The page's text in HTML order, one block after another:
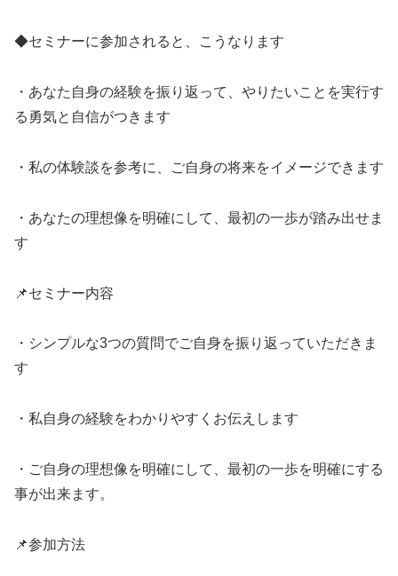
◆セミナーに参加されると、こうなります
・あなた自身の経験を振り返って、やりたいことを実行す
る勇気と自信がつきます
・私の体験談を参考に、ご自身の将来をイメージできます
・あなたの理想像を明確にして、最初の一歩が踏み出せま
す
📌セミナー内容
・シンプルな3つの質問でご自身を振り返っていただきま
す
・私自身の経験をわかりやすくお伝えします
・ご自身の理想像を明確にして、最初の一歩を明確にする
事が出来ます。
📌参加方法